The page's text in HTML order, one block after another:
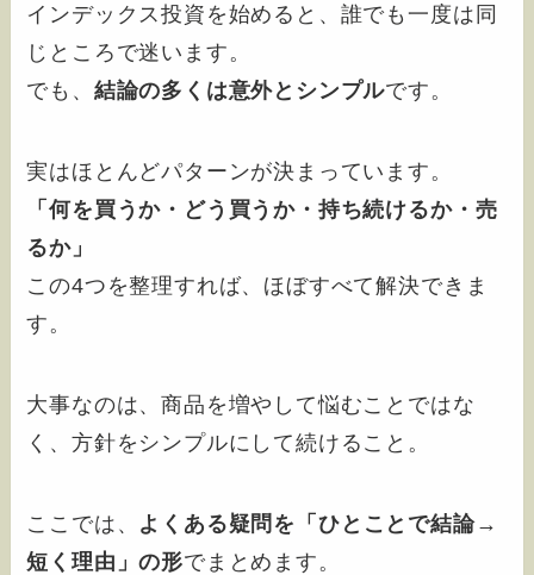
インデックス投資を始めると、誰でも一度は同
じところで迷います。
でも、 結論の多くは意外とシンプルです。
実はほとんどパターンが決まっています。
「何を買うか・どう買うか・持ち続けるか・売
るか」
この4つを整理すれば、ほぼすべて解決できま
す。
大事なのは、商品を増やして悩むことではな
く、方針をシンプルにして続けること。
ここでは、 よくある疑問を「ひとことで結論→
短く理由」の形でまとめます。